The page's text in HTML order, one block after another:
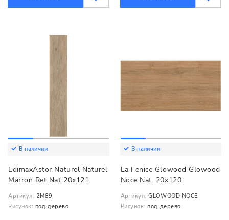
В наличии
EdimaxAstor Naturel Naturel
Marron Ret Nat 20x121
Артикул: 2M89
Рисунок: под дерево
В наличии
La Fenice Glowood Glowood
Noce Nat. 20x120
Артикул: GLOWOOD NOCE
Рисунок: под дерево